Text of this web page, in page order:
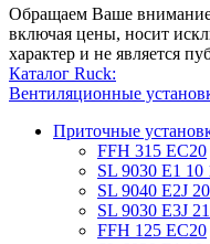
Обращаем Ваше
включая цены, носит
характер и не является
Каталог Ruck:
Вентиляционные
Приточные
FFH 315 EC20
SL 9030 E1 10
SL 9040 E2J
SL 9030 E3J
FFH 125 EC20